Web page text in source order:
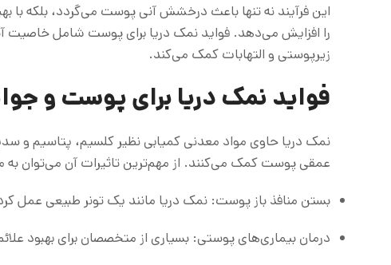
این فرآیند نه تنها باعث درخشش آنی پوست می‌گردد، بلکه
را افزایش می‌دهد. فواید نمک دریا برای پوست شامل خاصیت
زیرپوستی و التهابات کمک می‌کند.
فواید نمک دریا برای پوست و
نمک دریا حاوی مواد معدنی کمیابی نظیر کلسیم، پتاسیم و
عمقی پوست کمک می‌کنند. از مهم‌ترین تاثیرات آن می‌توان به
بستن منافذ باز پوست: نمک دریا مانند یک تونر طبیعی عمل
درمان بیماری‌های پوستی: بسیاری از متخصصان برای بهبود